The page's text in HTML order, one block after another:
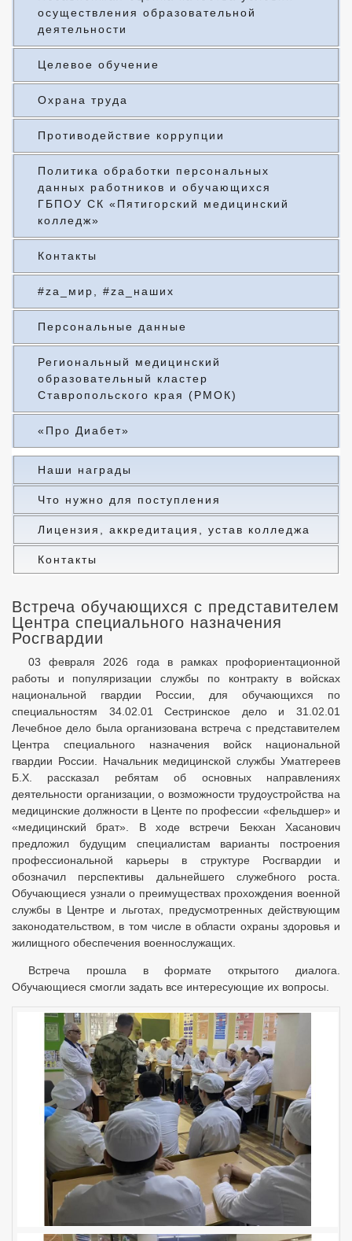
осуществления образовательной
деятельности
Целевое обучение
Охрана труда
Противодействие коррупции
Политика обработки персональных
данных работников и обучающихся
ГБПОУ СК «Пятигорский медицинский
колледж»
Контакты
#za_мир, #za_наших
Персональные данные
Региональный медицинский
образовательный кластер
Ставропольского края (РМОК)
«Про Диабет»
Наши награды
Что нужно для поступления
Лицензия, аккредитация, устав колледжа
Контакты
Встреча обучающихся с представителем
Центра специального назначения
Росгвардии
03 февраля 2026 года в рамках профориентационной
работы и популяризации службы по контракту в войсках
национальной гвардии России, для обучающихся по
специальностям 34.02.01 Сестринское дело и 31.02.01
Лечебное дело была организована встреча с представителем
Центра специального назначения войск национальной
гвардии России. Начальник медицинской службы Уматгереев
Б.Х. рассказал ребятам об основных направлениях
деятельности организации, о возможности трудоустройства на
медицинские должности в Центе по профессии «фельдшер» и
«медицинский брат». В ходе встречи Бекхан Хасанович
предложил будущим специалистам варианты построения
профессиональной карьеры в структуре Росгвардии и
обозначил перспективы дальнейшего служебного роста.
Обучающиеся узнали о преимуществах прохождения военной
службы в Центре и льготах, предусмотренных действующим
законодательством, в том числе в области охраны здоровья и
жилищного обеспечения военнослужащих.
Встреча прошла в формате открытого диалога.
Обучающиеся смогли задать все интересующие их вопросы.